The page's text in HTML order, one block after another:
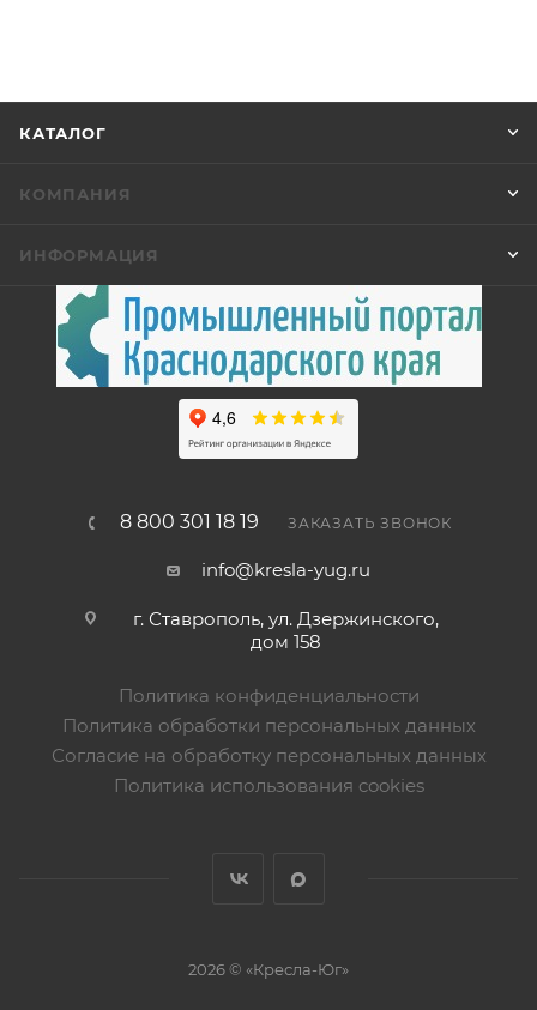
КАТАЛОГ
КОМПАНИЯ
ИНФОРМАЦИЯ
8 800 301 18 19 ЗАКАЗАТЬ ЗВОНОК
info@kresla-yug.ru
г. Ставрополь​, ул. Дзержинского,
дом 158
Политика конфиденциальности
Политика обработки персональных данных
Согласие на обработку персональных данных
Политика использования cookies
2026 © «Кресла-Юг»